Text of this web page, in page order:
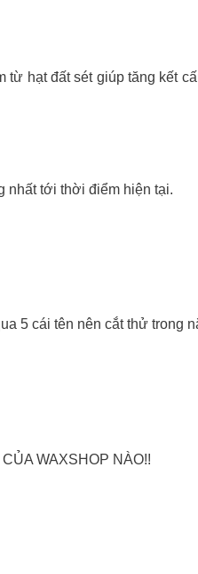
hạt đất sét giúp tăng kết
nhất tới thời điểm hiện tại.
5 cái tên nên cắt thử trong
WAXSHOP NÀO!!